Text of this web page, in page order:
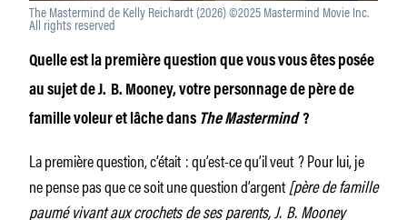
The Mastermind de Kelly Reichardt (2026) ©2025 Mastermind Movie Inc.
All rights reserved
Quelle est la première question que vous vous êtes posée
au sujet de J. B. Mooney, votre personnage de père de
famille voleur et lâche dans The Mastermind ?
La première question, c’était : qu’est-ce qu’il veut ? Pour lui, je
ne pense pas que ce soit une question d’argent[père de famille
paumé vivant aux crochets de ses parents, J. B. Mooney